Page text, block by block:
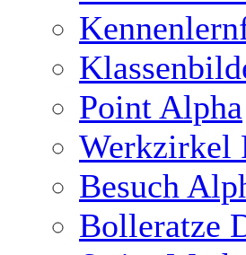
Point Alpha
Werkzirkel
Besuch
Bolleratze